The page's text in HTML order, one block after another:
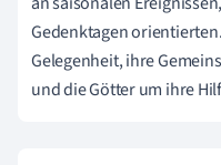
Gedenktagen
Gelegenheit, ihre
und die Götter um ihre